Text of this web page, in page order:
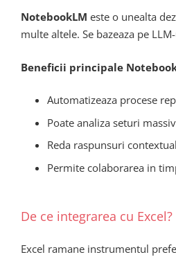
NotebookLM este o unealta
multe altele. Se bazeaza pe
Beneficii principale
Automatizeaza procese
Poate analiza seturi
Reda raspunsuri
Permite colaborarea in
De ce integrarea cu Excel?
Excel ramane instrumentul